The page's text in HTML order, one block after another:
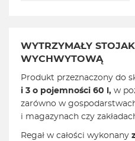
WYTRZYMAŁY
WYCHWYTOWĄ
Produkt przeznaczony do
i 3 o pojemności 60 l, w
zarówno w
i magazynach czy
Regał w całości wykonany